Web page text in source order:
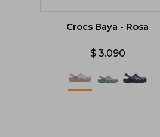
Crocs Baya - Rosa
$ 3.090